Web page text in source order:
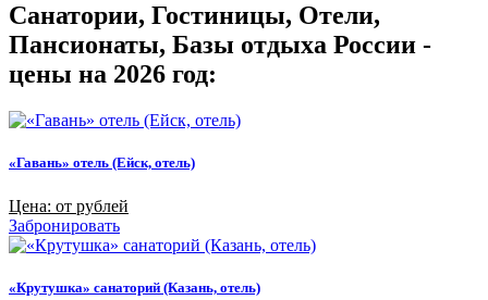
Санатории, Гостиницы, Отели,
Пансионаты, Базы отдыха России -
цены на 2026 год:
«Гавань» отель (Ейск, отель)
Цена: от рублей
Забронировать
«Крутушка» санаторий (Казань, отель)